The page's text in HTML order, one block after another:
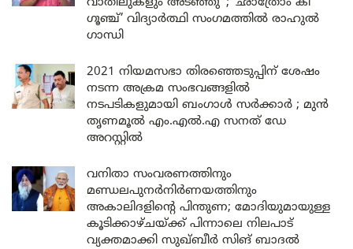
ഗൂഞ്ച്’ വിദ്യാർത്ഥി സംഗമത്തിൽ രാഹുൽ
ഗാന്ധി
2021 നിയമസഭാ തിരഞ്ഞെടുപ്പിന് ശേഷം
നടന്ന അക്രമ സംഭവങ്ങളിൽ
നടപടികളുമായി ബംഗാൾ സർക്കാർ ; മുൻ
തൃണമൂൽ എം.എൽ.എ സനത് ഡേ
അറസ്റ്റിൽ
വനിതാ സംവരണത്തിനും
മണ്ഡലപുനർനിർണയത്തിനും
അകാലിദളിന്റെ പിന്തുണ; മോദിയുമായുള്ള
കൂടിക്കാഴ്ചയ്ക്ക് പിന്നാലെ നിലപാട്
വ്യക്തമാക്കി സുഖ്ബീർ സിങ് ബാദൽ